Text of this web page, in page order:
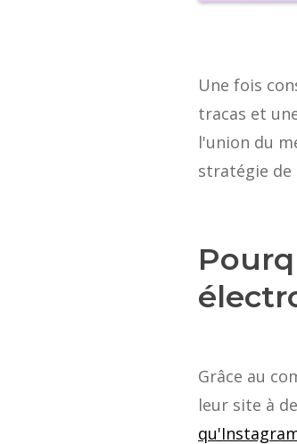
Une fois
tracas et
l'union du
stratégie de
Grâce au
leur site à